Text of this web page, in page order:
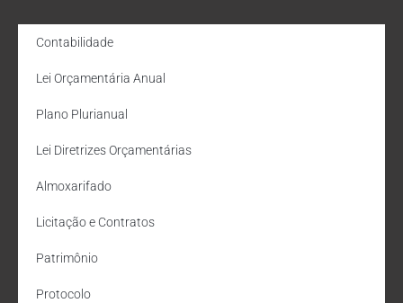
Contabilidade
Lei Orçamentária Anual
Plano Plurianual
Lei Diretrizes Orçamentárias
Almoxarifado
Licitação e Contratos
Patrimônio
Protocolo